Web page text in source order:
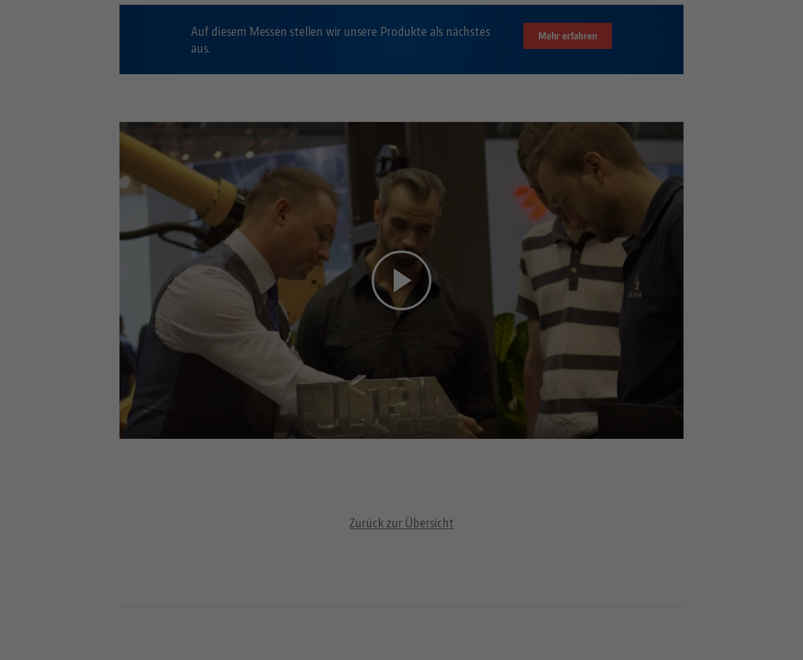
Auf diesem Messen stellen wir unsere Produkte als nächstes
aus.
Mehr erfahren
Dieses Video wird durch Youtube bereitgestellt. Um sich das Video anzusehen, aktivieren Sie in denDatenschutz-Einstellungen
Media-Cookies.
Zurück zur Übersicht